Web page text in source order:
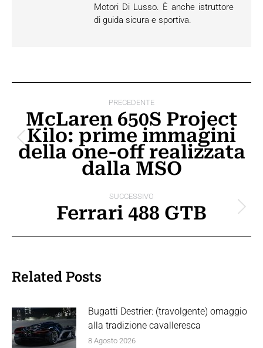
Motori Di Lusso. È anche istruttore
di guida sicura e sportiva.
tra
post
PRECEDENTE
Post
precedente:
McLaren 650S Project
Kilo: prime immagini
della one-off realizzata
dalla MSO
SUCCESSIVO
Prossimo
Ferrari 488 GTB
Related Posts
Bugatti Destrier: (travolgente) omaggio
alla tradizione cavalleresca
8 Agosto 2026